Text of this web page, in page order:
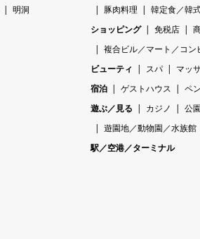
明洞
豚肉料理
韓定食／韓
ショッピング
免税店
複合ビル／マート／コン
ビューティ
スパ マッ
宿泊
ゲストハウス ペ
遊ぶ／見る
カジノ 公園
遊園地／動物園／水族館
駅／空港／ターミナル